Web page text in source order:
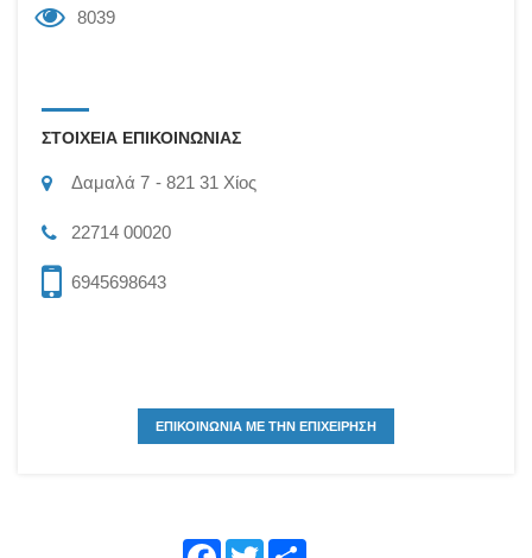
8039
ΣΤΟΙΧΕΙΑ ΕΠΙΚΟΙΝΩΝΙΑΣ
Δαμαλά 7 821 31 Χίος
22714 00020
6945698643
ΕΠΙΚΟΙΝΩΝΙΑ ΜΕ ΤΗΝ ΕΠΙΧΕΙΡΗΣΗ